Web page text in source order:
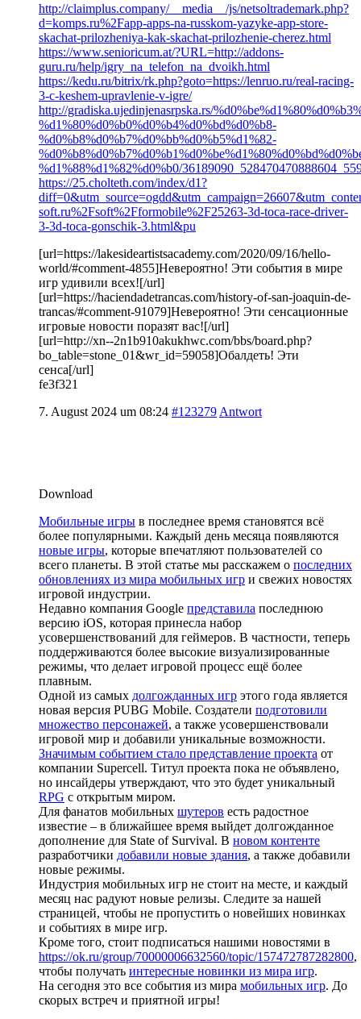
http://claimplus.company/__media__/js/netsoltrademark.php?
d=komps.ru%2Fapp-apps-na-russkom-yazyke-app-store-
skachat-prilozheniya-kak-skachat-prilozhenie-cherez.html
https://www.senioricum.at/?URL=http://addons-
guru.ru/help/igry_na_telefon_na_dvoikh.html
https://kedu.ru/bitrix/rk.php?goto=https://lenruo.ru/real-racing-
3-c-keshem-upravlenie-v-igre/
http://gradiska.ujedinjenasrpska.rs/
%d1%80%d0%b0%d0%b4%d0%bd%d0%b8-
%d0%b8%d0%b7%d0%bb%d0%b5%d1%82-
%d1%88%d1%82%d0%b0/
https://25.cholteth.com/index/d1?
soft.ru%2Fsoft%2Fformobile%2F25263-3d-toca-race-driver-
3-3d-toca-gonschik-3.html&pu
[url=https://lakesideartistsacademy.com/2020/09/16/hello-
world/#comment-4855]Невероятно! Эти события в мире
игр удивили всех![/url]
[url=https://haciendadetrancas.com/history-of-san-joaquin-de-
trancas/#comment-91079]Невероятно! Эти сенсационные
игровые новости поразят вас![/url]
[url=http://xn--2n1b910akukhwc.com/bbs/board.php?
bo_table=stone_01&wr_id=59058]Обалдеть! Эти
сенса[/url]
fe3f321
7. August 2024 um 08:24 #123279 Antwort
Download
Мобильные игры в последнее время становятся всё
более популярными. Каждый день месяца появляются
новые игры, которые впечатляют пользователей со
всего планеты. В этой статье мы расскажем о последних
обновлениях из мира мобильных игр и свежих новостях
игровой индустрии.
Недавно компания Google представила последнюю
версию iOS, которая принесла набор
усовершенствований для геймеров. В частности, теперь
поддерживаются более высокие визуализированные
режимы, что делает игровой процесс ещё более
плавным.
Одной из самых долгожданных игр этого года является
новая версия PUBG Mobile. Создатели подготовили
множество персонажей, а также усовершенствовали
игровой мир и добавили уникальные возможности.
Значимым событием стало представление проекта от
компании Supercell. Титул проекта пока не объявлено,
но инсайдеры утверждают, что это будет уникальный
RPG с открытым миром.
Для фанатов мобильных шутеров есть радостное
известие – в ближайшее время выйдет долгожданное
дополнение для State of Survival. В новом контенте
разработчики добавили новые здания, а также добавили
новые режимы.
Индустрия мобильных игр не стоит на месте, и каждый
месяц нас радуют новые релизы. Следите за нашей
страницей, чтобы не пропустить о новейших новинках
и событиях в мире игр.
Кроме того, стоит подписаться нашими новостями в
https://ok.ru/group/70000006632560/topic/157472787282800,
чтобы получать интересные новинки из мира игр.
На сегодня это все события из мира мобильных игр. До
скорых встреч и приятной игры!